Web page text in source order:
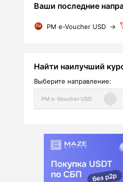
Ваши последние
PM e-Voucher USD →
Найти наилучший
Выберите направление: